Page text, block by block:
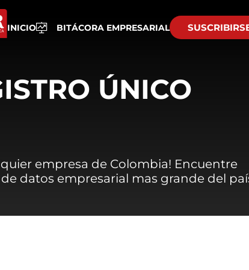
INICIO BITÁCORA EMPRESARIAL
ÚNICO
empresa de Colombia! Encuentre
datos empresarial mas grande del